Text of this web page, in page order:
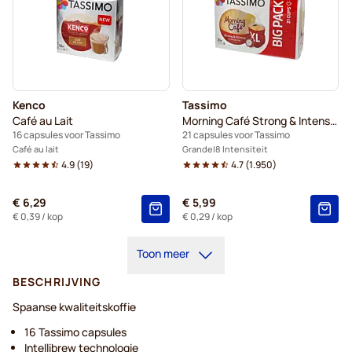
Kenco
Café au Lait
16 capsules voor Tassimo
Café au lait
4.9(19)
€ 6,29
€ 0,39/ kop
Tassimo
Morning Café Strong & Intense XL
21 capsules voor Tassimo
Grande 8 Intensiteit
4.7(1.950)
€ 5,99
€ 0,29/ kop
Toon meer
BESCHRIJVING
Spaanse kwaliteitskoffie
16 Tassimo capsules
Intellibrew technologie